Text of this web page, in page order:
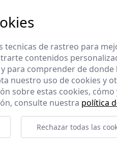
nos
Jiménez y de Manuel
de la mano de la
y les gustó
con el fin de recaudar
tecnicas de rastreo para
contenidos
para comprender de
nuestro uso de cookies y
sobre estas cookies,
consulte nuestra política
Rechazar todas las